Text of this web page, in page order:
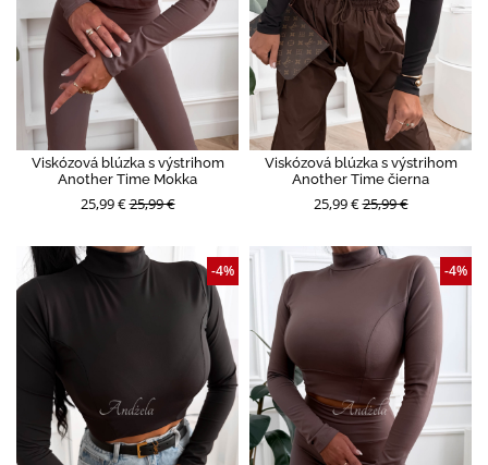
Viskózová blúzka s výstrihom
Another Time Mokka
25,99 €25,99 €
Viskózová blúzka s výstrihom
Another Time čierna
25,99 €25,99 €
-4% -4%